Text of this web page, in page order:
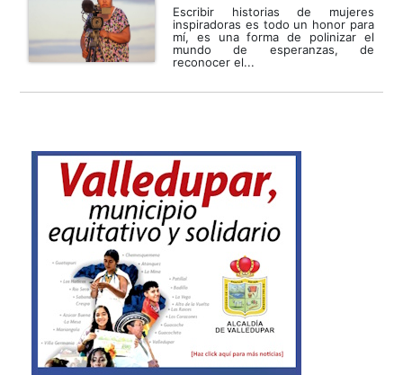
Escribir historias de mujeres
inspiradoras es todo un honor para
mí, es una forma de polinizar el
mundo de esperanzas, de
reconocer el...